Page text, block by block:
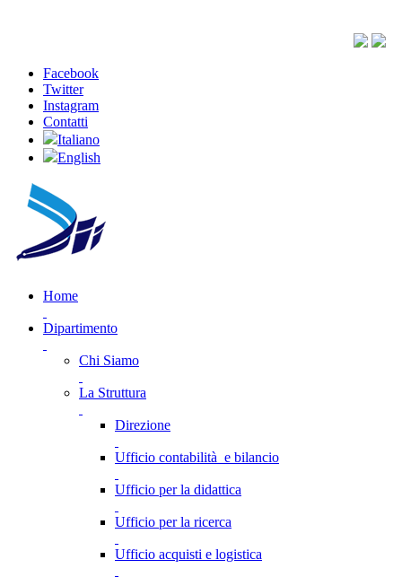
Facebook
Twitter
Instagram
Contatti
Italiano
English
Home
Dipartimento
Chi Siamo
La Struttura
Direzione
Ufficio contabilità e bilancio
Ufficio per la didattica
Ufficio per la ricerca
Ufficio acquisti e logistica